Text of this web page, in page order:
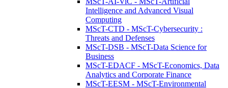
Intelligence and Advanced Visual
Computing
MScT-CTD - MScT-Cybersecurity :
Threats and Defenses
MScT-DSB - MScT-Data Science for
Business
MScT-EDACF - MScT-Economics, Data
Analytics and Corporate Finance
MScT-EESM - MScT-Environmental